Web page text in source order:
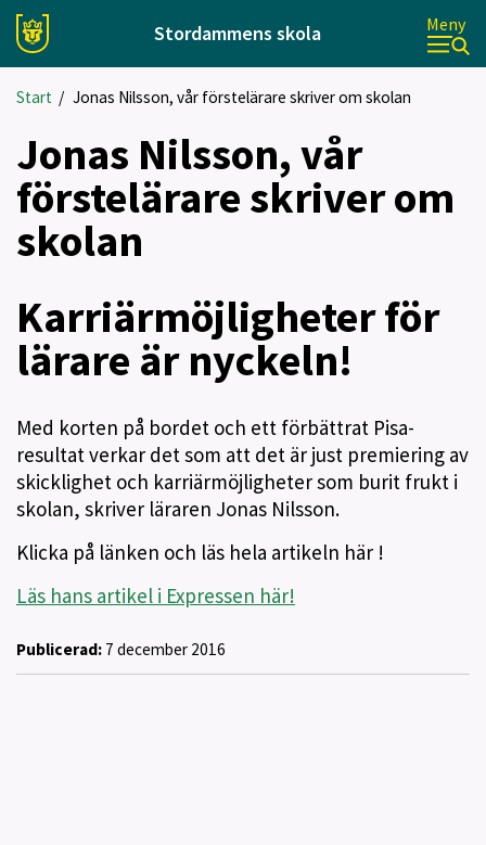
Stordammens skola Meny
Start / Jonas Nilsson, vår förstelärare skriver om skolan
Jonas Nilsson, vår
förstelärare skriver om
skolan
Karriärmöjligheter för
lärare är nyckeln!
Med korten på bordet och ett förbättrat Pisa-
resultat verkar det som att det är just premiering av
skicklighet och karriärmöjligheter som burit frukt i
skolan, skriver läraren Jonas Nilsson.
Klicka på länken och läs hela artikeln här !
Läs hans artikel i Expressen här!
Publicerad: 7 december 2016